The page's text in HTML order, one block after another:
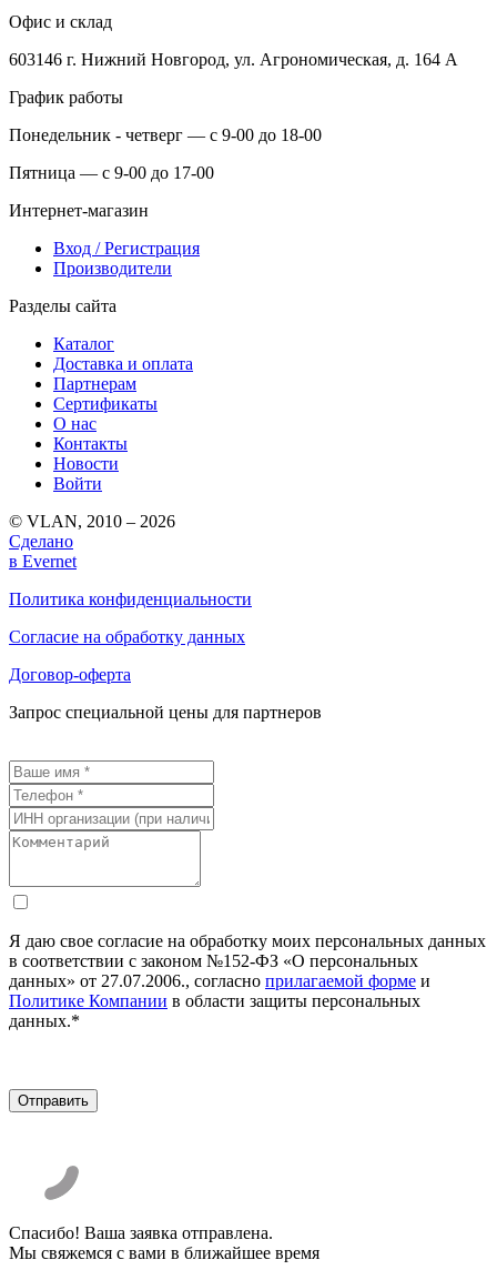
Офис и склад
603146 г. Нижний Новгород, ул. Агрономическая, д. 164 А
График работы
Понедельник - четверг — с 9-00 до 18-00
Пятница — с 9-00 до 17-00
Интернет-магазин
Вход / Регистрация
Производители
Разделы сайта
Каталог
Доставка и оплата
Партнерам
Сертификаты
О нас
Контакты
Новости
Войти
© VLAN, 2010 – 2026
Сделано
в Evernet
Политика конфиденциальности
Согласие на обработку данных
Договор-оферта
Запрос специальной цены для партнеров
Я даю свое согласие на обработку моих персональных данных
в соответствии с законом №152-ФЗ «О персональных
данных» от 27.07.2006., согласно прилагаемой форме и
Политике Компании в области защиты персональных
данных.*
Спасибо! Ваша заявка отправлена.
Мы свяжемся с вами в ближайшее время